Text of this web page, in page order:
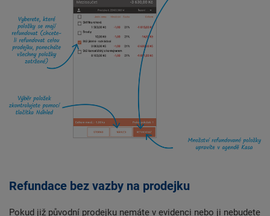
Refundace bez vazby na prodejku
Pokud již původní prodejku nemáte v evidenci nebo ji nebudete